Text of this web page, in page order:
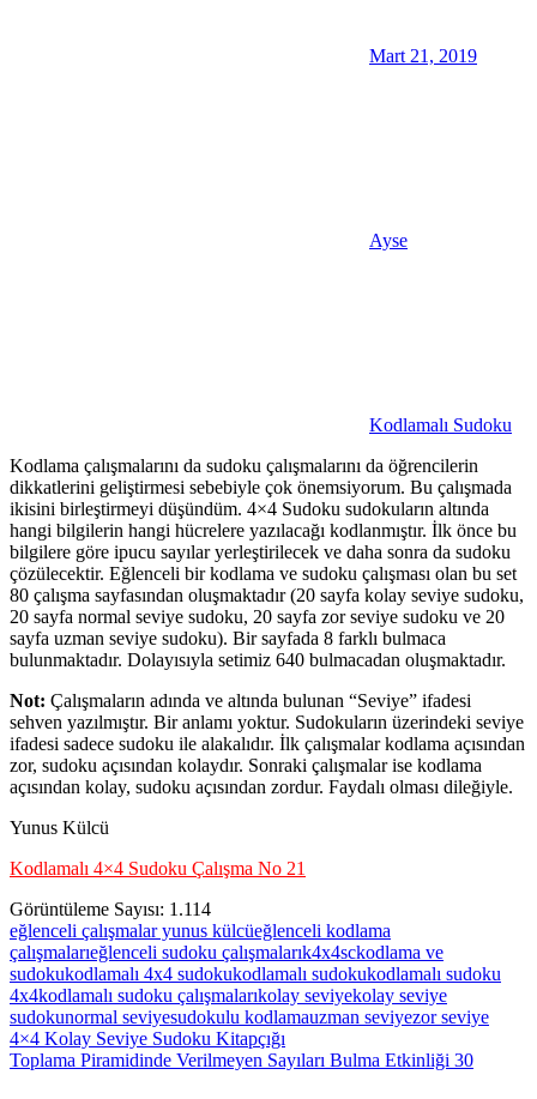
Mart 21, 2019
Ayse
Kodlamalı Sudoku
Kodlama çalışmalarını da sudoku çalışmalarını da öğrencilerin
dikkatlerini geliştirmesi sebebiyle çok önemsiyorum. Bu çalışmada
ikisini birleştirmeyi düşündüm. 4×4 Sudoku sudokuların altında
hangi bilgilerin hangi hücrelere yazılacağı kodlanmıştır. İlk önce bu
bilgilere göre ipucu sayılar yerleştirilecek ve daha sonra da sudoku
çözülecektir. Eğlenceli bir kodlama ve sudoku çalışması olan bu set
80 çalışma sayfasından oluşmaktadır (20 sayfa kolay seviye sudoku,
20 sayfa normal seviye sudoku, 20 sayfa zor seviye sudoku ve 20
sayfa uzman seviye sudoku). Bir sayfada 8 farklı bulmaca
bulunmaktadır. Dolayısıyla setimiz 640 bulmacadan oluşmaktadır.
Not: Çalışmaların adında ve altında bulunan “Seviye” ifadesi
sehven yazılmıştır. Bir anlamı yoktur. Sudokuların üzerindeki seviye
ifadesi sadece sudoku ile alakalıdır. İlk çalışmalar kodlama açısından
zor, sudoku açısından kolaydır. Sonraki çalışmalar ise kodlama
açısından kolay, sudoku açısından zordur. Faydalı olması dileğiyle.
Yunus Külcü
Kodlamalı 4×4 Sudoku Çalışma No 21
Görüntüleme Sayısı: 1.114
eğlenceli çalışmalar yunus külcüeğlenceli kodlama
çalışmalarıeğlenceli sudoku çalışmalarık4x4sckodlama ve
sudokukodlamalı 4x4 sudokukodlamalı sudokukodlamalı sudoku
4x4kodlamalı sudoku çalışmalarıkolay seviyekolay seviye
sudokunormal seviyesudokulu kodlamauzman seviyezor seviye
Yazı
gezinmesi
Previous
Post:
4×4 Kolay Seviye Sudoku Kitapçığı
Next
Toplama Piramidinde Verilmeyen Sayıları Bulma Etkinliği 30